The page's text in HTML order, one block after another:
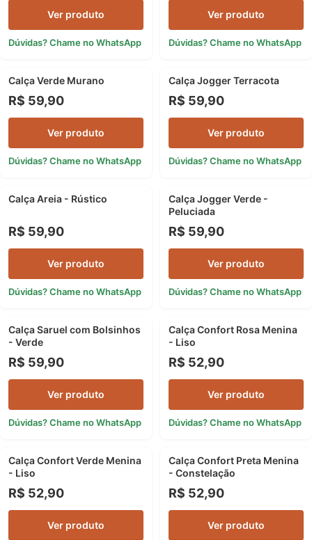
Ver produto
Dúvidas? Chame no WhatsApp
Ver produto
Dúvidas? Chame no WhatsApp
NOVIDADE
Calça Verde Murano
R$ 59,90
Ver produto
Dúvidas? Chame no WhatsApp
NOVIDADE
Calça Jogger Terracota
R$ 59,90
Ver produto
Dúvidas? Chame no WhatsApp
NOVIDADE
Calça Areia - Rústico
R$ 59,90
Ver produto
Dúvidas? Chame no WhatsApp
NOVIDADE
Calça Jogger Verde -
Peluciada
R$ 59,90
Ver produto
Dúvidas? Chame no WhatsApp
NOVIDADE
Calça Saruel com Bolsinhos
- Verde
R$ 59,90
Ver produto
Dúvidas? Chame no WhatsApp
NOVIDADE
Calça Confort Rosa Menina
- Liso
R$ 52,90
Ver produto
Dúvidas? Chame no WhatsApp
NOVIDADE
Calça Confort Verde Menina
- Liso
R$ 52,90
Ver produto
NOVIDADE
Calça Confort Preta Menina
- Constelação
R$ 52,90
Ver produto